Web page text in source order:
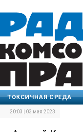
ТОКСИЧНАЯ СРЕДА
20:03 | 03 мая 2023